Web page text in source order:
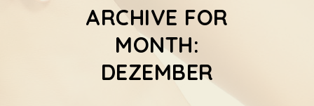
ARCHIVE FOR
MONTH:
DEZEMBER